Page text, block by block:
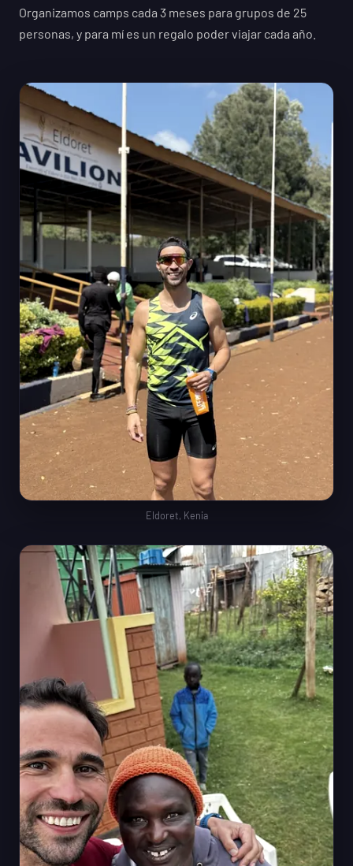
Organizamos camps cada 3 meses para grupos de 25
personas, y para mí es un regalo poder viajar cada año.
Eldoret, Kenia